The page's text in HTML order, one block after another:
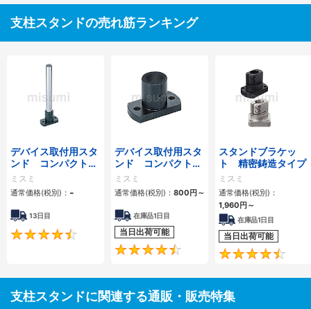
支柱スタンドの売れ筋ランキング
デバイス取付用スタ
ンド コンパクト通
し穴タイプ 棒状
ミスミ
通常価格(税別)： -
13日目
4.5
デバイス取付用スタ
ンド コンパクト通
し穴タイプ ブラケ
ット単品
ミスミ
通常価格(税別)： 800 円 ～
在庫品1日目
当日出荷可能
4.4
スタンドブラケッ
ト 精密鋳造タイプ
ミスミ
通常価格(税別)：
1,960 円 ～
在庫品1日目
当日出荷可能
支柱スタンドに関連する通販・販売特集